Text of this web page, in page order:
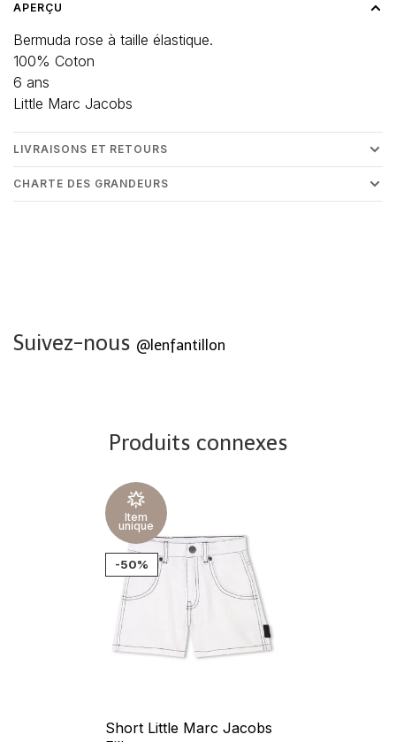
APERÇU
Bermuda rose à taille élastique.
100% Coton
6 ans
Little Marc Jacobs
LIVRAISONS ET RETOURS
CHARTE DES GRANDEURS
Suivez-nous @lenfantillon
Produits connexes
Item
unique
-50%
Short Little Marc Jacobs